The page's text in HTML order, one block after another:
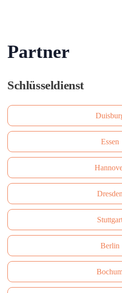
Partner
Schlüsseldienst
Essen
Dresden
Berlin